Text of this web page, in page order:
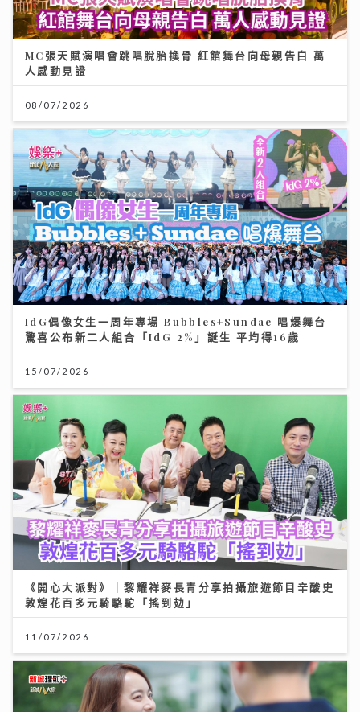
MC張天賦演唱會跳唱脫胎換骨 紅館舞台向母親告白 萬
人感動見證
08/07/2026
IdG偶像女生一周年專場 Bubbles+Sundae 唱爆舞台
驚喜公布新二人組合「IdG 2%」誕生 平均得16歲
15/07/2026
《開心大派對》｜黎耀祥麥長青分享拍攝旅遊節目辛酸史
敦煌花百多元騎駱駝「搖到攰」
11/07/2026